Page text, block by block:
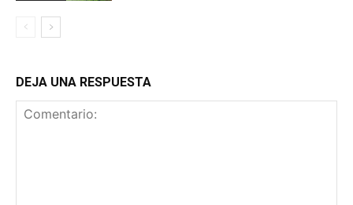
DEJA UNA RESPUESTA